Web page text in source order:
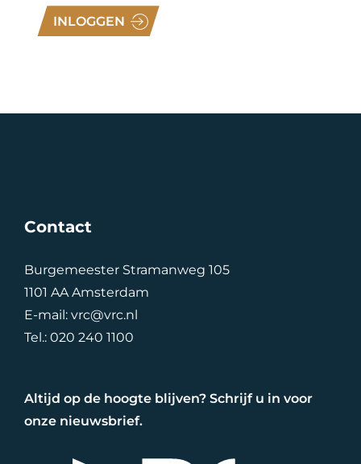
INLOGGEN
Contact
Burgemeester Stramanweg 105
1101 AA Amsterdam
E-mail:vrc@vrc.nl
Tel.:020 240 1100
Altijd op de hoogte blijven? Schrijf u in voor
onze nieuwsbrief.